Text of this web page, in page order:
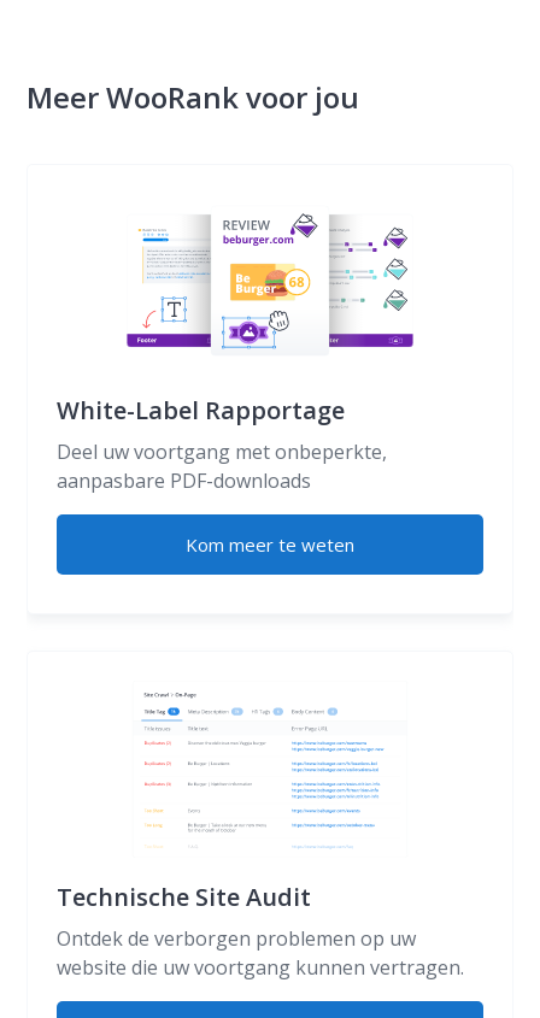
Meer WooRank voor jou
White-Label Rapportage
Deel uw voortgang met onbeperkte,
aanpasbare PDF-downloads
Kom meer te weten
Technische Site Audit
Ontdek de verborgen problemen op uw
website die uw voortgang kunnen vertragen.